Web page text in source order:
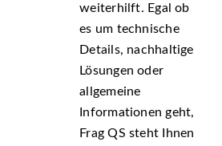
weiterhilft. Egal ob
es um technische
Details, nachhaltige
Lösungen oder
allgemeine
Informationen geht,
Frag QS steht Ihnen